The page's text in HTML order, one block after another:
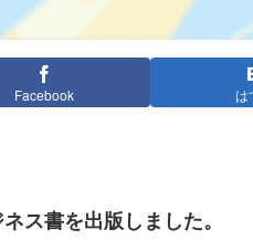
Facebook は
ス書を出版しました。